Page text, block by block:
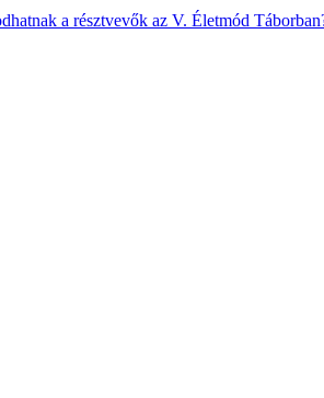
a résztvevők az V. Életmód